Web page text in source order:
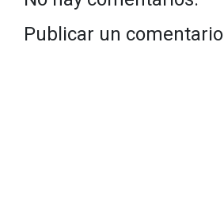
Publicar un comentario